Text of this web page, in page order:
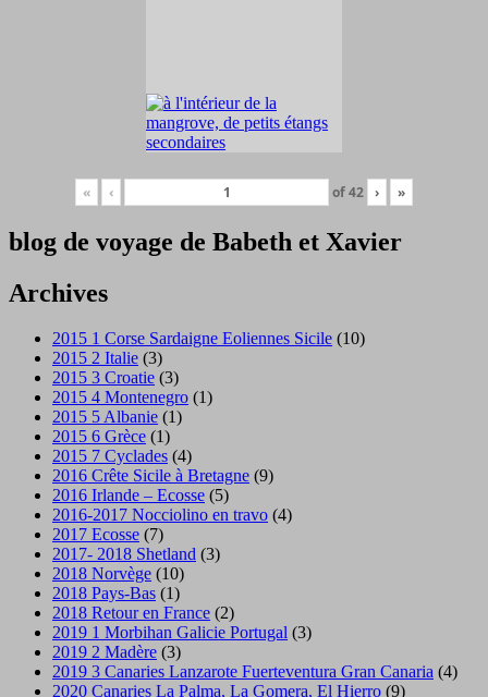
« ‹ of42 › »
blog de voyage de Babeth et Xavier
Archives
2015 1 Corse Sardaigne Eoliennes Sicile (10)
2015 2 Italie (3)
2015 3 Croatie (3)
2015 4 Montenegro (1)
2015 5 Albanie (1)
2015 6 Grèce (1)
2015 7 Cyclades (4)
2016 Crête Sicile à Bretagne (9)
2016 Irlande – Ecosse (5)
2016-2017 Nocciolino en travo (4)
2017 Ecosse (7)
2017- 2018 Shetland (3)
2018 Norvège (10)
2018 Pays-Bas (1)
2018 Retour en France (2)
2019 1 Morbihan Galicie Portugal (3)
2019 2 Madère (3)
2019 3 Canaries Lanzarote Fuerteventura Gran Canaria (4)
2020 Canaries La Palma, La Gomera, El Hierro (9)